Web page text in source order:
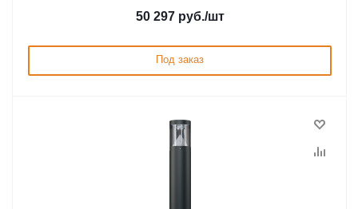
50 297руб./шт
Под заказ